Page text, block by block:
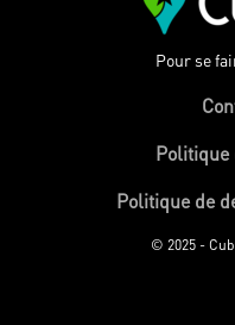
Pour se
Politique
Politique de
© 2025 -